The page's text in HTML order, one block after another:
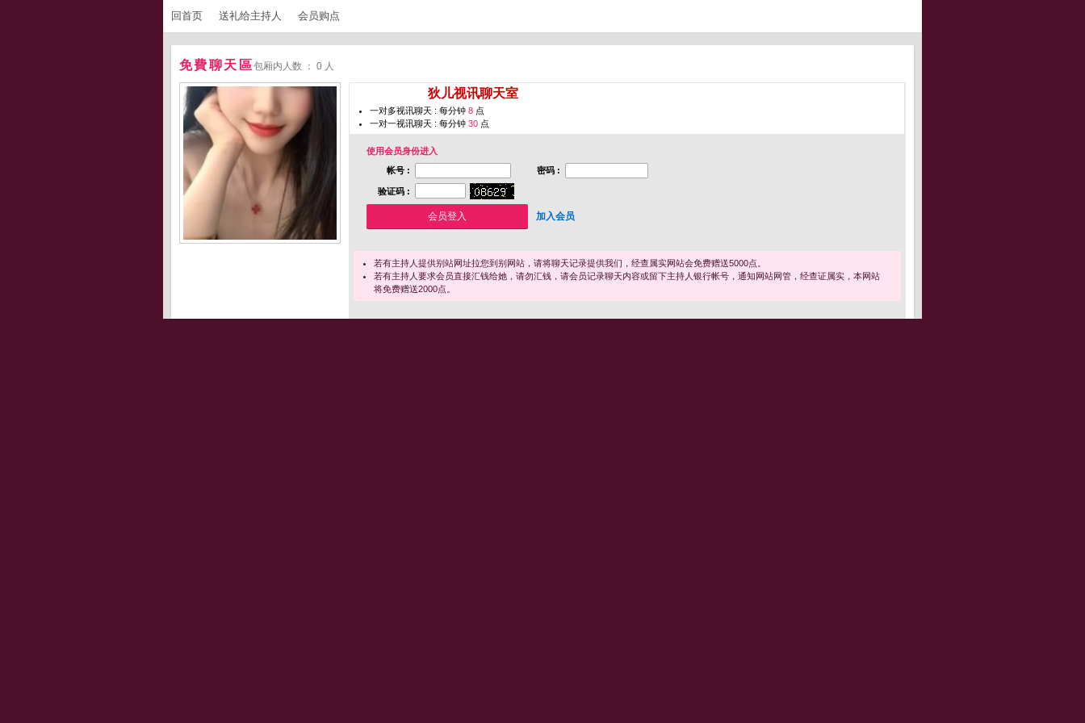
回首页 送礼给主持人 会员购点
免費聊天區包厢内人数 ： 0 人
狄儿视讯聊天室
一对多视讯聊天 : 每分钟 8 点
一对一视讯聊天 : 每分钟 30 点
使用会员身份进入
帐号 :
密码 :
验证码 :
加入会员
若有主持人提供别站网址拉您到别网站，请将聊天记录提供我们，经查属实网站会免费赠送5000点。
若有主持人要求会员直接汇钱给她，请勿汇钱，请会员记录聊天内容或留下主持人银行帐号，通知网站网管，经查证属实，本网站
将免费赠送2000点。